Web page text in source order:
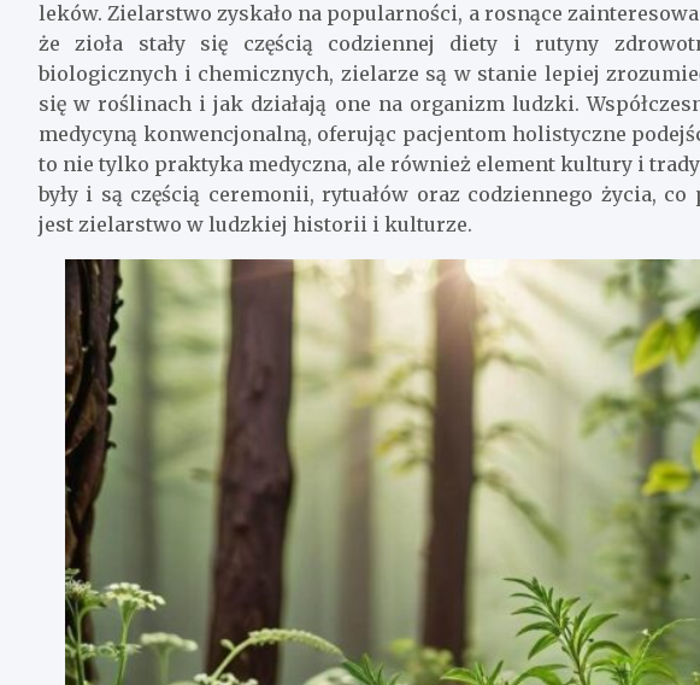
leków. Zielarstwo zyskało na popularności, a rosnące
że zioła stały się częścią codziennej diety i rutyny
biologicznych i chemicznych, zielarze są w stanie lepiej
się w roślinach i jak działają one na organizm ludzki.
medycyną konwencjonalną, oferując pacjentom holistyczne
to nie tylko praktyka medyczna, ale również element kultury i
były i są częścią ceremonii, rytuałów oraz codziennego życia, co
jest zielarstwo w ludzkiej historii i kulturze.